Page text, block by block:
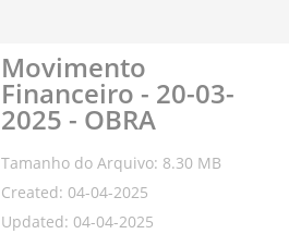
Movimento
Financeiro - 20-03-
2025 - OBRA
Tamanho do Arquivo: 8.30 MB
Created: 04-04-2025
Updated: 04-04-2025